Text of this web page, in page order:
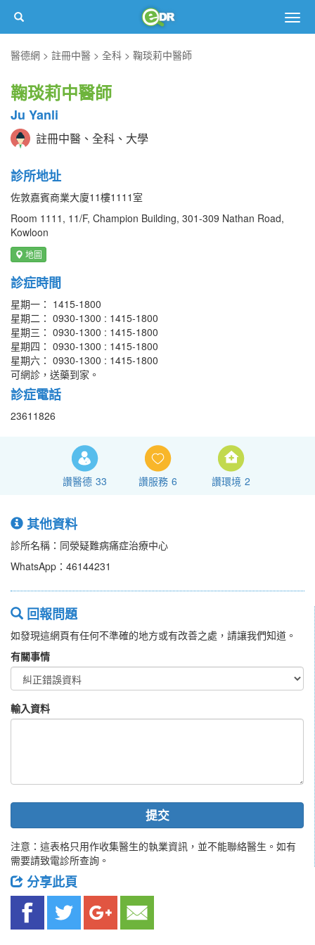
醫德網
註冊中醫 全科 鞠琰莉中醫師
鞠琰莉中醫師
Ju Yanli
註冊中醫、全科、大學
診所地址
佐敦嘉賓商業大廈11樓1111室
Room 1111, 11/F, Champion Building, 301-309 Nathan Road,
Kowloon
地圖
診症時間
星期一： 1415-1800
星期二： 0930-1300 : 1415-1800
星期三： 0930-1300 : 1415-1800
星期四： 0930-1300 : 1415-1800
星期六： 0930-1300 : 1415-1800
可網診，送藥到家。
診症電話
23611826
讚醫德 33 讚服務 6 讚環境 2
其他資料
診所名稱：同滎疑難病痛症治療中心
WhatsApp：46144231
回報問題
如發現這網頁有任何不準確的地方或有改善之處，請讓我們知道。
有關事情
輸入資料
提交
注意：這表格只用作收集醫生的執業資訊，並不能聯絡醫生。如有
需要請致電診所查詢。
分享此頁